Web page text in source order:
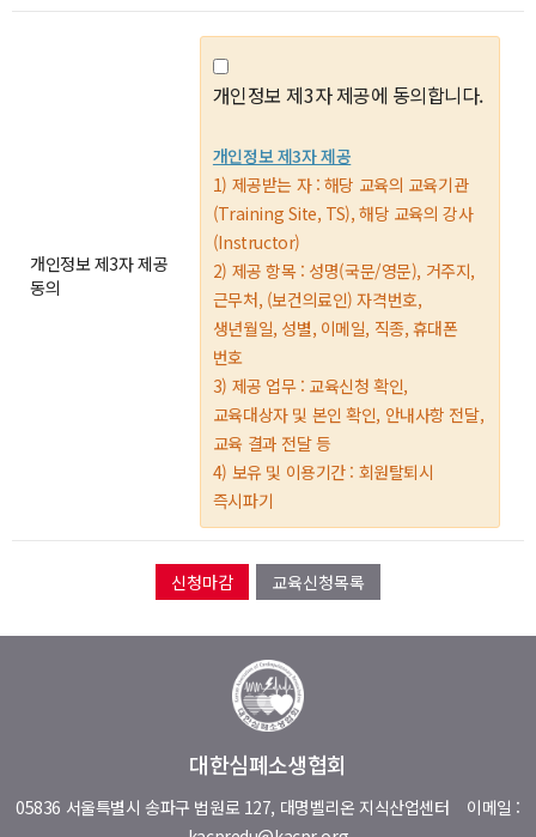
개인정보 제3자 제공
동의
개인정보 제3자 제공에 동의합니다.
개인정보 제3자 제공
1) 제공받는 자 : 해당 교육의 교육기관
(Training Site, TS), 해당 교육의 강사
(Instructor)
2) 제공 항목 : 성명(국문/영문), 거주지,
근무처, (보건의료인) 자격번호,
생년월일, 성별, 이메일, 직종, 휴대폰
번호
3) 제공 업무 : 교육신청 확인,
교육대상자 및 본인 확인, 안내사항 전달,
교육 결과 전달 등
4) 보유 및 이용기간 : 회원탈퇴시
즉시파기
교육신청목록
대한심폐소생협회
05836 서울특별시 송파구 법원로 127, 대명벨리온 지식산업센터 이메일 :